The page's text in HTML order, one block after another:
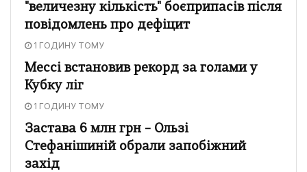
"величезну кількість" боєприпасів після
повідомлень про дефіцит
1 ГОДИНУ ТОМУ
Мессі встановив рекорд за голами у
Кубку ліг
1 ГОДИНУ ТОМУ
Застава 6 млн грн – Ользі
Стефанішиній обрали запобіжний
захід